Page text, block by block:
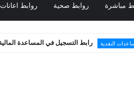
مباشرة روابط صحية روابط اعانات
رابط التسجيل في المساعدة المالية بقيمة 1250 شيكل